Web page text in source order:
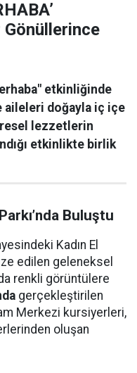
Gönüllerince
etkinliğinde
aileleri doğayla iç içe
lezzetlerin
etkinlikte birlik
Buluştu
Kadın El
edilen geleneksel
renkli görüntülere
gerçekleştirilen
Merkezi kursiyerleri,
oluşan